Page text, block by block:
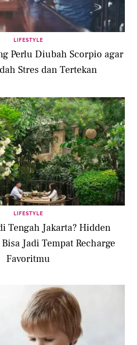
LIFESTYLE
Perlu Diubah Scorpio agar
Stres dan Tertekan
LIFESTYLE
Tengah Jakarta? Hidden
Jadi Tempat Recharge
Favoritmu